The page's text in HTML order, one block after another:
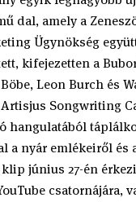
dal, amely a
Ügynökség
kifejezetten a
Leon Burch és
Songwriting
hangulatából
a nyár emlékeiről és
június 27-én
csatornájára,